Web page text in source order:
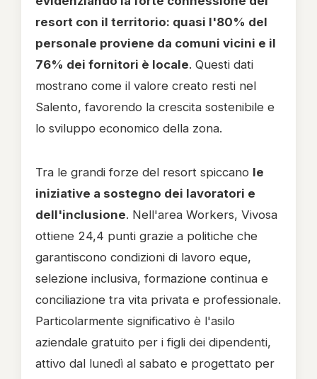
resort con il territorio: quasi l'80% del
personale proviene da comuni vicini e il
76% dei fornitori è locale. Questi dati
mostrano come il valore creato resti nel
Salento, favorendo la crescita sostenibile e
lo sviluppo economico della zona.
Tra le grandi forze del resort spiccano le
iniziative a sostegno dei lavoratori e
dell'inclusione. Nell'area Workers, Vivosa
ottiene 24,4 punti grazie a politiche che
garantiscono condizioni di lavoro eque,
selezione inclusiva, formazione continua e
conciliazione tra vita privata e professionale.
Particolarmente significativo è l'asilo
aziendale gratuito per i figli dei dipendenti,
attivo dal lunedì al sabato e progettato per